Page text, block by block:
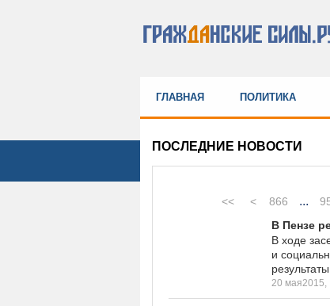
ГЛАВНАЯ ПОЛИТИКА
ПОСЛЕДНИЕ НОВОСТИ
<< < 866 ...
В Пензе
В ходе
и
20 мая2015,